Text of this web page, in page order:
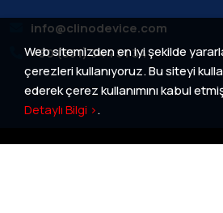
info@clinodevice.com
+90 (551) 344 51 34
Web sitemizden en iyi şekilde
çerezleri kullanıyoruz. Bu siteyi
ederek çerez kullanımını kabul
Detaylı Bilgi >.